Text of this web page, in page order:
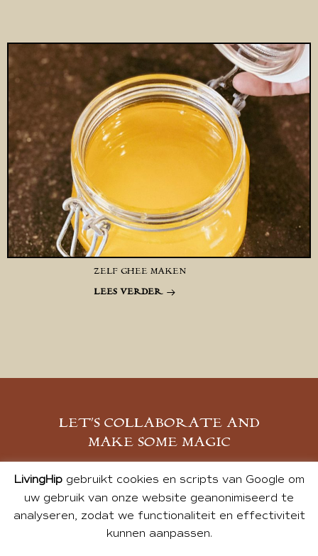
ZELF GHEE MAKEN
LEES VERDER
LET’S COLLABORATE AND
MAKE SOME MAGIC
MELD JE AAN
LivingHipgebruikt cookies en scripts van Google om
uw gebruik van onze website geanonimiseerd te
analyseren, zodat we functionaliteit en effectiviteit
kunnen aanpassen.